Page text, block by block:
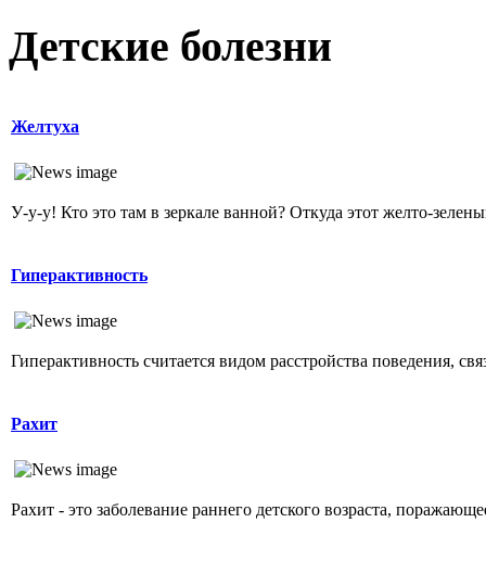
Детские болезни
Желтуха
У-у-у! Кто это там в зеркале ванной? Откуда этот желто-
Гиперактивность
Гиперактивность считается видом расстройства поведения,
Рахит
Рахит - это заболевание раннего детского возраста,